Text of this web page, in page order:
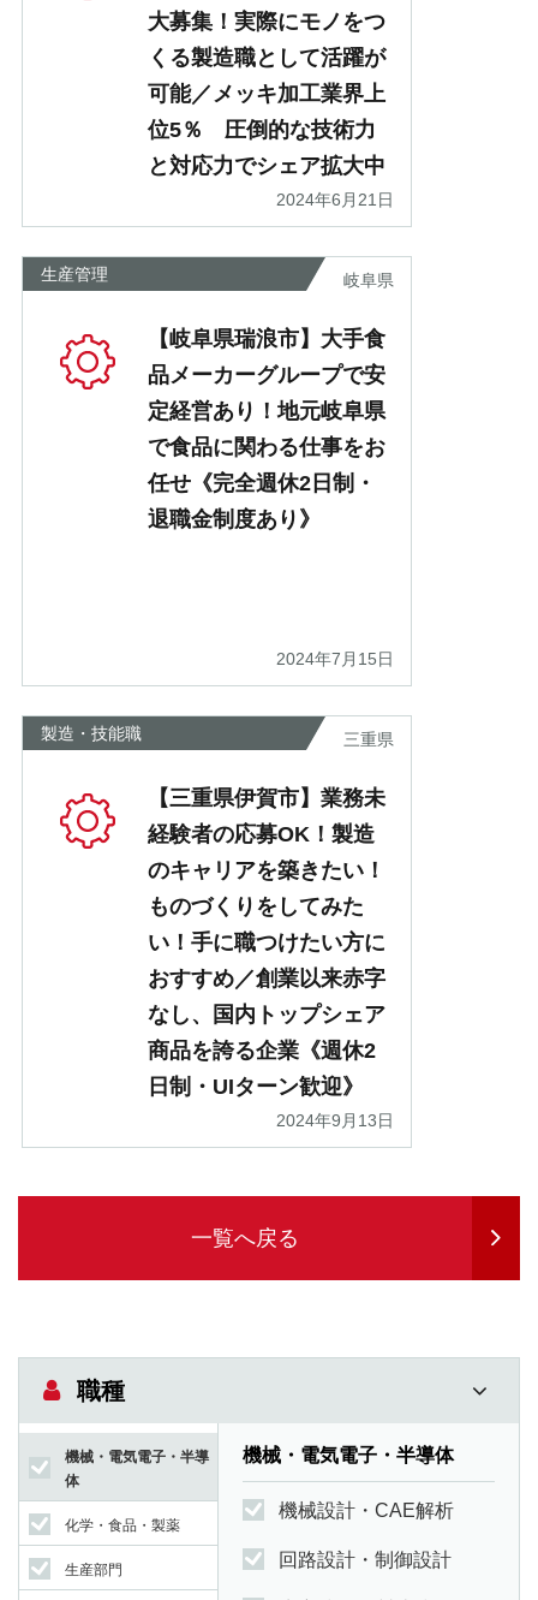
大募集！実際にモノをつ
くる製造職として活躍が
可能／メッキ加工業界上
位5％ 圧倒的な技術力
と対応力でシェア拡大中
2024年6月21日
生産管理 岐阜県
【岐阜県瑞浪市】大手食
品メーカーグループで安
定経営あり！地元岐阜県
で食品に関わる仕事をお
任せ《完全週休2日制・
退職金制度あり》
2024年7月15日
製造・技能職 三重県
【三重県伊賀市】業務未
経験者の応募OK！製造
のキャリアを築きたい！
ものづくりをしてみた
い！手に職つけたい方に
おすすめ／創業以来赤字
なし、国内トップシェア
商品を誇る企業《週休2
日制・UIターン歓迎》
2024年9月13日
一覧へ戻る
職種
機械・電気電子・半導
体
化学・食品・製薬
生産部門
機械・電気電子・半導体
機械設計・CAE解析
回路設計・制御設計